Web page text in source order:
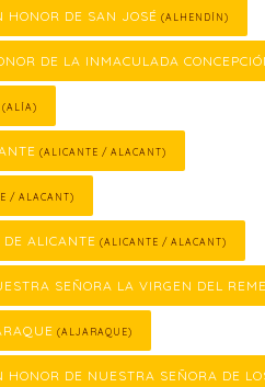
HONOR DE SAN JOSÉ (ALHENDÍN)
DE LA INMACULADA
(ALÍA)
(ALICANTE / ALACANT)
/ ALACANT)
DE ALICANTE (ALICANTE / ALACANT)
SEÑORA LA VIRGEN DEL
(ALJARAQUE)
HONOR DE NUESTRA SEÑORA DE